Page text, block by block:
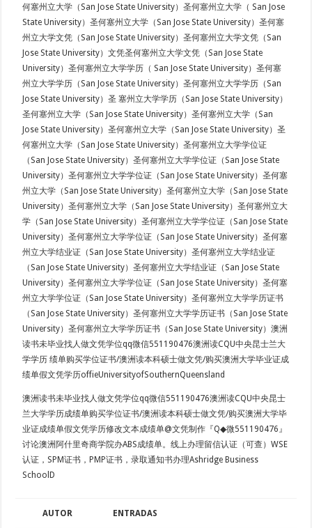
何塞州立大学（San Jose State University）圣何塞州立大学（ San Jose
State University）圣何塞州立大学（San Jose State University）圣何塞
州立大学文凭（San Jose State University）圣何塞州立大学文凭（San
Jose State University）文凭圣何塞州立大学文凭（San Jose State
University）圣何塞州立大学学历（ San Jose State University）圣何塞
州立大学学历（San Jose State University）圣何塞州立大学学历（San
Jose State University）圣 塞州立大学学历（San Jose State University）
圣何塞州立大学（San Jose State University）圣何塞州立大学（San
Jose State University）圣何塞州立大学（San Jose State University）圣
何塞州立大学（San Jose State University）圣何塞州立大学学位证
（San Jose State University）圣何塞州立大学学位证（San Jose State
University）圣何塞州立大学学位证（San Jose State University）圣何塞
州立大学（San Jose State University）圣何塞州立大学（San Jose State
University）圣何塞州立大学（San Jose State University）圣何塞州立大
学（San Jose State University）圣何塞州立大学学位证（San Jose State
University）圣何塞州立大学学位证（San Jose State University）圣何塞
州立大学结业证（San Jose State University）圣何塞州立大学结业证
（San Jose State University）圣何塞州立大学结业证（San Jose State
University）圣何塞州立大学学位证（San Jose State University）圣何塞
州立大学学位证（San Jose State University）圣何塞州立大学学历证书
（San Jose State University）圣何塞州立大学学历证书（San Jose State
University）圣何塞州立大学学历证书（San Jose State University）澳洲
读书未毕业找人做文凭学位qq微信551190476澳洲读CQU中央昆士兰大
学学历 绩单购买学位证书/澳洲读本科硕士做文凭/购买澳洲大学毕业证成
绩单假文凭学历offieUniversityofSouthernQueensland
澳洲读书未毕业找人做文凭学位qq微信551190476澳洲读CQU中央昆士
兰大学学历成绩单购买学位证书/澳洲读本科硕士做文凭/购买澳洲大学毕
业证成绩单假文凭学历修改文本成绩单@文凭制作『Q◆微551190476』
讨论澳洲阿什里奇商学院办ABS成绩单。线上办理留信认证（可查）WSE
认证，SPM证书，PMP证书，录取通知书办理Ashridge Business
SchoolD
AUTOR ENTRADAS